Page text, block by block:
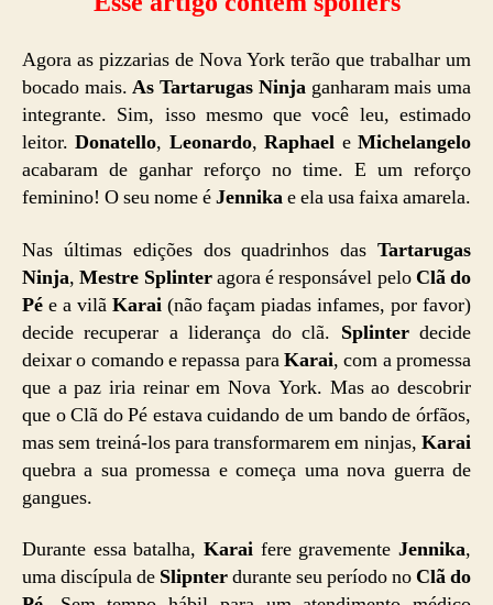
Agora as pizzarias de Nova York terão que trabalhar um
bocado mais.As Tartarugas Ninjaganharam mais uma
integrante. Sim, isso mesmo que você leu, estimado
leitor.Donatello, Leonardo,Raphael eMichelangelo
acabaram de ganhar reforço no time. E um reforço
feminino! O seu nome éJennikae ela usa faixa amarela.
Nas últimas edições dos quadrinhos das Tartarugas
Ninja,Mestre Splinteragora é responsável pelo Clã do
Pé e a vilã Karai(não façam piadas infames, por favor)
decide recuperar a liderança do clã. Splinterdecide
deixar o comando e repassa paraKarai, com a promessa
que a paz iria reinar em Nova York. Mas ao descobrir
que o Clã do Pé estava cuidando de um bando de órfãos,
mas sem treiná-los para transformarem em ninjas, Karai
quebra a sua promessa e começa uma nova guerra de
gangues.
Durante essa batalha, Karai fere gravemente Jennika,
uma discípula de Slipnterdurante seu período no Clã do